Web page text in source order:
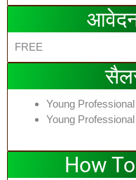
FREE
Young Professional
Young Professional
How